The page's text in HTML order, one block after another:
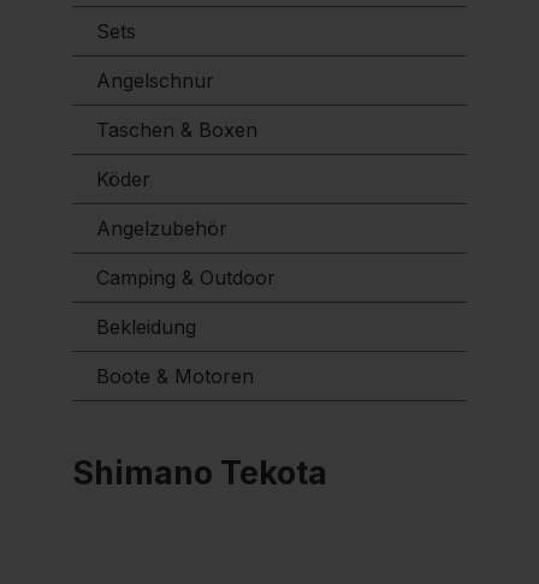
Sets
Angelschnur
Taschen & Boxen
Köder
Angelzubehör
Camping & Outdoor
Bekleidung
Boote & Motoren
Shimano Tekota